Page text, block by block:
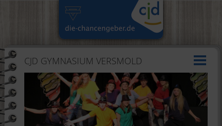
CJD GYMNASIUM VERSMOLD